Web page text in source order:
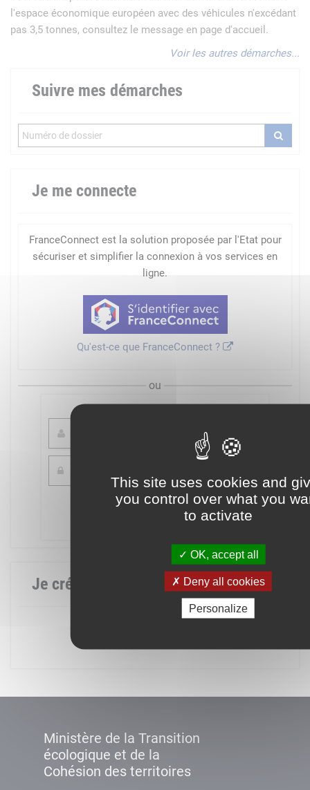
This site uses cookies and
you control over what you
to activate
OK, accept all
Deny all cookies
Personalize
l'espace économique européen avec des véhicules n'excédant
pas 3,5 tonnes, consultez le message en page d'accueil.
Voir les autres démarches...
Suivre mes démarches
Je me connecte
FranceConnect est la solution proposée par l'Etat pour
sécuriser et simplifier la connexion à vos services en
ligne.
Qu'est-ce que FranceConnect ?
ou
Mot de passe oublié ?
Je crée mon compte
Ministère de la Transition
écologique et de la
Cohésion des territoires